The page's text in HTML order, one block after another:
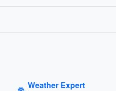
Weather Expert